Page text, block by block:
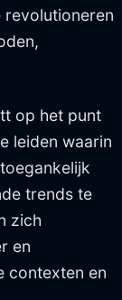
op het punt
leiden waarin
trends te
zich
en
contexten en